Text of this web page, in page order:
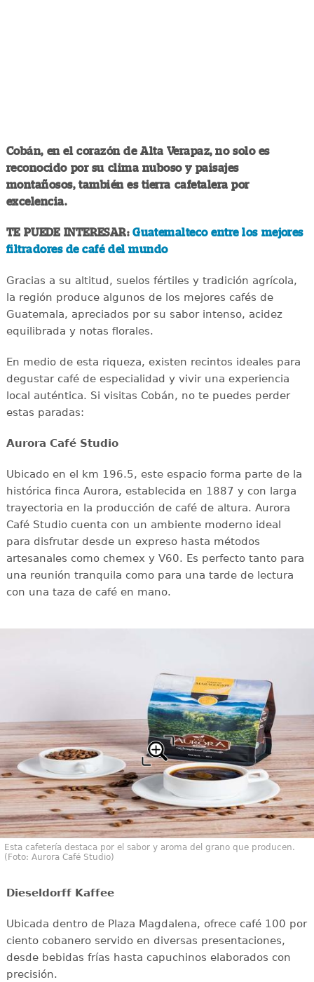
Cobán, en el corazón de Alta Verapaz, no solo es
reconocido por su clima nuboso y paisajes
montañosos, también es tierra cafetalera por
excelencia.
TE PUEDE INTERESAR:Guatemalteco entre los mejores
filtradores de café del mundo
Gracias a su altitud, suelos fértiles y tradición agrícola,
la región produce algunos de los mejores cafés de
Guatemala, apreciados por su sabor intenso, acidez
equilibrada y notas florales.
En medio de esta riqueza, existen recintos ideales para
degustar café de especialidad y vivir una experiencia
local auténtica. Si visitas Cobán, no te puedes perder
estas paradas:
Aurora Café Studio
Ubicado en el km 196.5, este espacio forma parte de la
histórica finca Aurora, establecida en 1887 y con larga
trayectoria en la producción de café de altura. Aurora
Café Studio cuenta con un ambiente moderno ideal
para disfrutar desde un expreso hasta métodos
artesanales como chemex y V60. Es perfecto tanto para
una reunión tranquila como para una tarde de lectura
con una taza de café en mano.
Esta cafetería destaca por el sabor y aroma del grano que producen.
(Foto: Aurora Café Studio)
Dieseldorff Kaffee
Ubicada dentro de Plaza Magdalena, ofrece café 100 por
ciento cobanero servido en diversas presentaciones,
desde bebidas frías hasta capuchinos elaborados con
precisión.